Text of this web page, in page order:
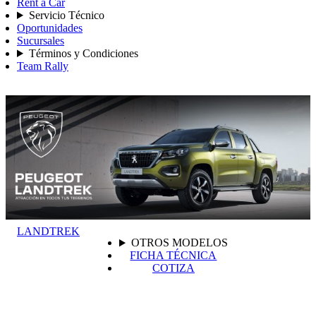
Rent a Car
Servicio Técnico
Oportunidades
Sucursales
Términos y Condiciones
Team Rally
LANDTREK
OTROS MODELOS
FICHA TÉCNICA
COTIZA